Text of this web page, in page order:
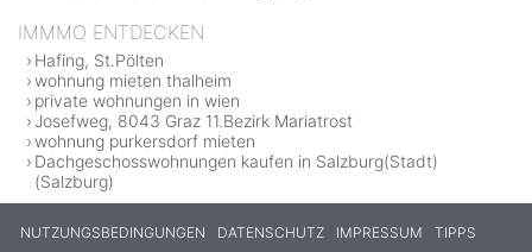
IMMMO ENTDECKEN
Hafing, St.Pölten
wohnung mieten thalheim
private wohnungen in wien
Josefweg, 8043 Graz 11.Bezirk Mariatrost
wohnung purkersdorf mieten
Dachgeschosswohnungen kaufen in Salzburg(Stadt)
(Salzburg)
NUTZUNGSBEDINGUNGEN DATENSCHUTZ IMPRESSUM TIPPS